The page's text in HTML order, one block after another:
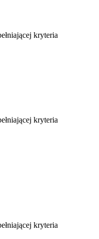
kryteria
kryteria
kryteria